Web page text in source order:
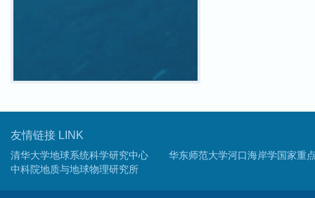
友情链接 LINK
清华大学地球系统科学研究中心
华东师范大学河口海岸学国家重
中科院地质与地球物理研究所